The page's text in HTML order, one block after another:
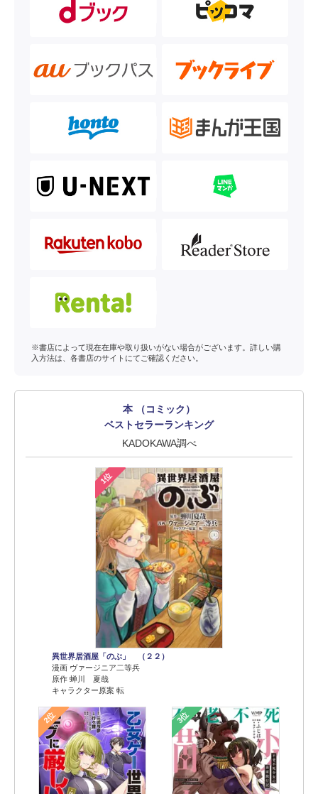
※書店によって現在在庫や取り扱いがない場合がございます。詳しい購
入方法は、各書店のサイトにてご確認ください。
本 （コミック）
ベストセラーランキング
KADOKAWA調べ
1位
異世界居酒屋「のぶ」 （２２）
漫画 ヴァージニア二等兵
原作 蝉川 夏哉
キャラクター原案 転
2位 3位